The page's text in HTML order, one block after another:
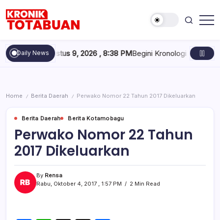
content
Totabuan
hari
ini
Kronik
Daily News
Agustus 9, 2026 , 8:38 PM Begini Kronologi Tim Pangeran 05
Home / Berita Daerah / Perwako Nomor 22 Tahun 2017 Dikeluarkan
Berita Daerah Berita Kotamobagu
Perwako Nomor 22 Tahun
2017 Dikeluarkan
By Rensa
Rabu, Oktober 4, 2017 , 1:57 PM
2 Min Read